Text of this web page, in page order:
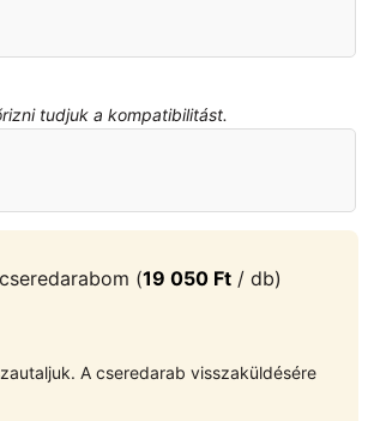
tudjuk a kompatibilitást.
(19 050 Ft/ db)
A cseredarab visszaküldésére